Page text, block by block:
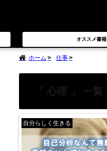
オススメ書籍
ホーム 仕事
「 心理 」 一覧
自分らしく生きる